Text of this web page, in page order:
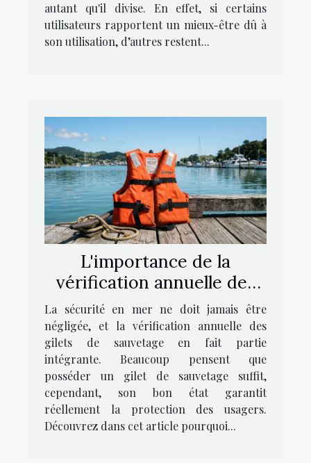
autant qu'il divise. En effet, si certains
utilisateurs rapportent un mieux-être dû à
son utilisation, d’autres restent...
L'importance de la
vérification annuelle des
gilets de sauvetage
La sécurité en mer ne doit jamais être
négligée, et la vérification annuelle des
gilets de sauvetage en fait partie
intégrante. Beaucoup pensent que
posséder un gilet de sauvetage suffit,
cependant, son bon état garantit
réellement la protection des usagers.
Découvrez dans cet article pourquoi...